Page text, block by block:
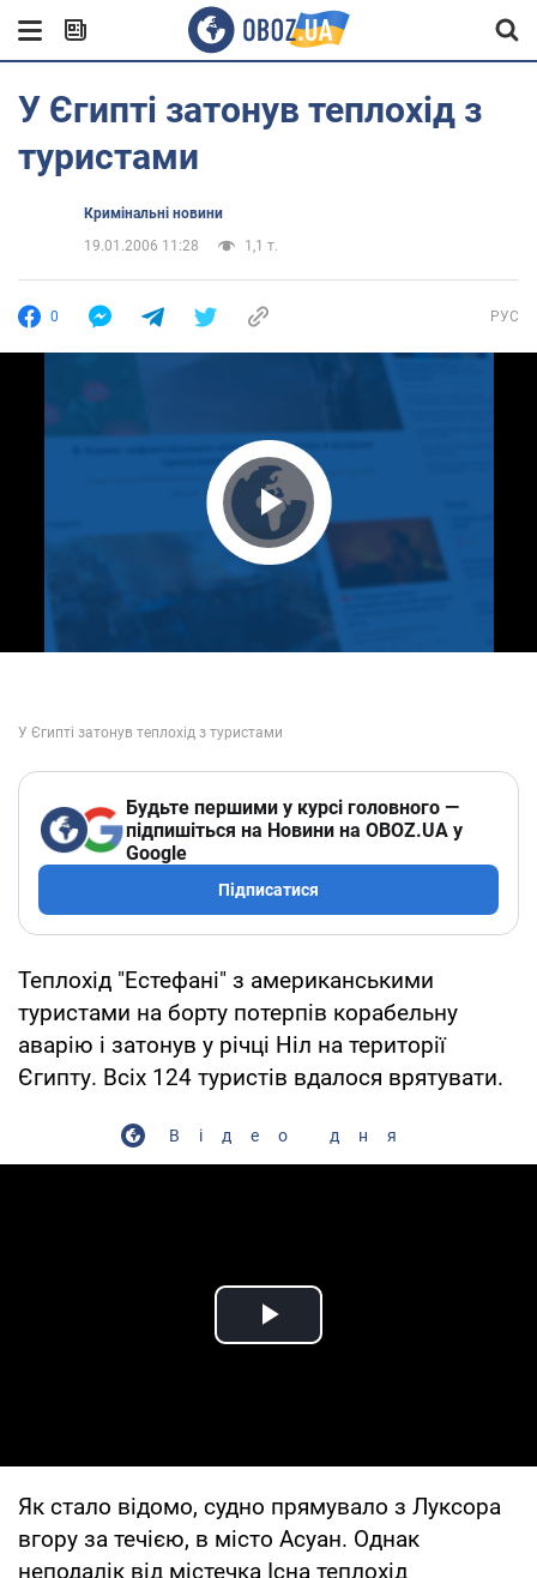
У Єгипті затонув теплохід з
туристами
Кримінальні новини
19.01.2006 11:28
1,1 т.
0 РУС
Play Video
Будьте першими у курсі головного —
підпишіться на Новини на OBOZ.UA у
Google
Підписатися
Теплохід "Естефані" з американськими
туристами на борту потерпів корабельну
аварію і затонув у річці Ніл на території
Єгипту. Всіх 124 туристів вдалося врятувати.
Відео дня
Play Video
Як стало відомо, судно прямувало з Луксора
вгору за течією, в місто Асуан. Однак
неподалік від містечка Існа теплохід